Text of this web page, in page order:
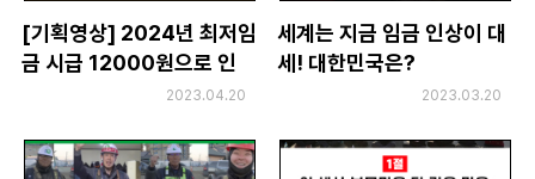
[기획영상] 2024년 최저임
금 시급 12000원으로 인
상? (feat. 주69시간 제도
한다?)
2023.04.20
세계는 지금 임금 인상이 대
세! 대한민국은?
2023.03.20